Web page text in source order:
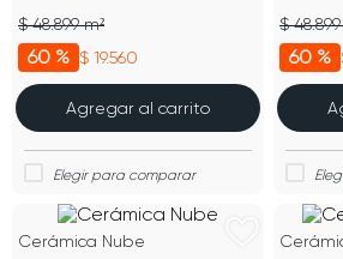
60 % $ 19.560
$ 48.899 m²
Agregar al carrito
60 %
$
Cerámica Nube